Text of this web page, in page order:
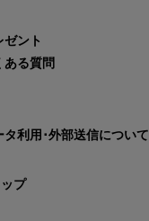
ゼント
ある質問
タ利用･外部送信について
プ